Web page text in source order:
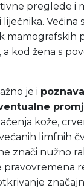
preglede i
Većina
mamografskih
a kod žena s
je i
kože,
limfnih
znači nužno
pravovremena